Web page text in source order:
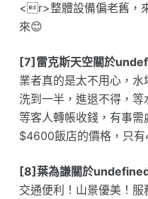
<r>整體設備偏老舊，
來😊
[7]雷克斯天空關於
業者真的是太不用心，
洗到一半，進退不得，
等客人轉帳收錢，有事
$4600飯店的價格，只有
[8]葉為謙關於undefined
交通便利！山景優美！服